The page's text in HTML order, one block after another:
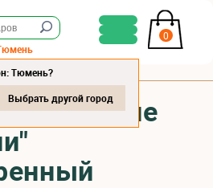
0
Тюмень?
Выбрать другой город